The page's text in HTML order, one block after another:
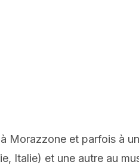
Morazzone et parfois à
Italie) et une autre au